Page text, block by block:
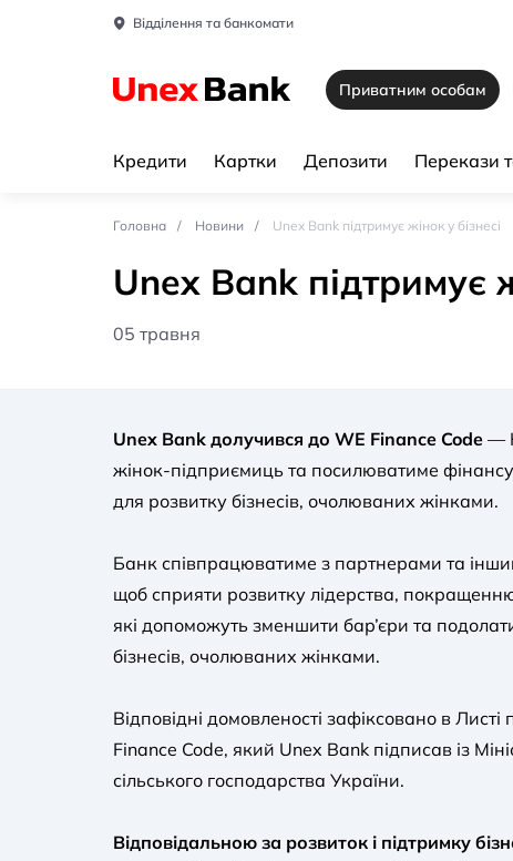
Відділення та банкомати
Приватним особам
Кредити Картки Депозити Перекази
Головна Новини Unex Bank підтримує жінок у бізнесі
Unex Bank підтримує
05 травня
Unex Bank долучився до WE Finance Code —
жінок-підприємиць та посилюватиме
для розвитку бізнесів, очолюваних жінками.
Банк співпрацюватиме з партнерами та
щоб сприяти розвитку лідерства,
які допоможуть зменшити бар’єри та
бізнесів, очолюваних жінками.
Відповідні домовленості зафіксовано в
Finance Code, який Unex Bank підписав із
сільського господарства України.
Відповідальною за розвиток і підтримку